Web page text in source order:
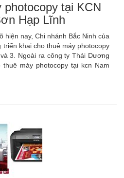
photocopy tại KCN
Hạp Lĩnh
hiện nay, Chi nhánh Bắc Ninh của
khai cho thuê máy photocopy
3. Ngoài ra công ty Thái Dương
máy photocopy tại kcn Nam